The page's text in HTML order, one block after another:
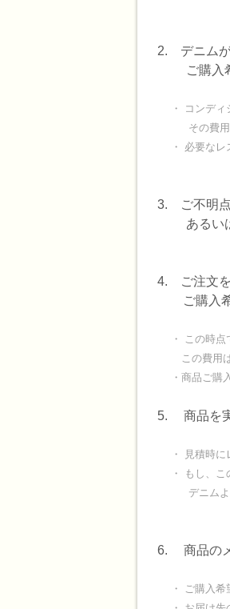
2. デニムが
ご購入希
・ コンディ
その費用を
・ 必要なレ
3. ご不明点
あるいは
4. ご注文を
ご購入希
・ この時点
この費用は
・商品ご購入
5. 商品を実
・ 見積時に
・ もし、こ
デニムより
6. 商品のメ
・ ご購入希